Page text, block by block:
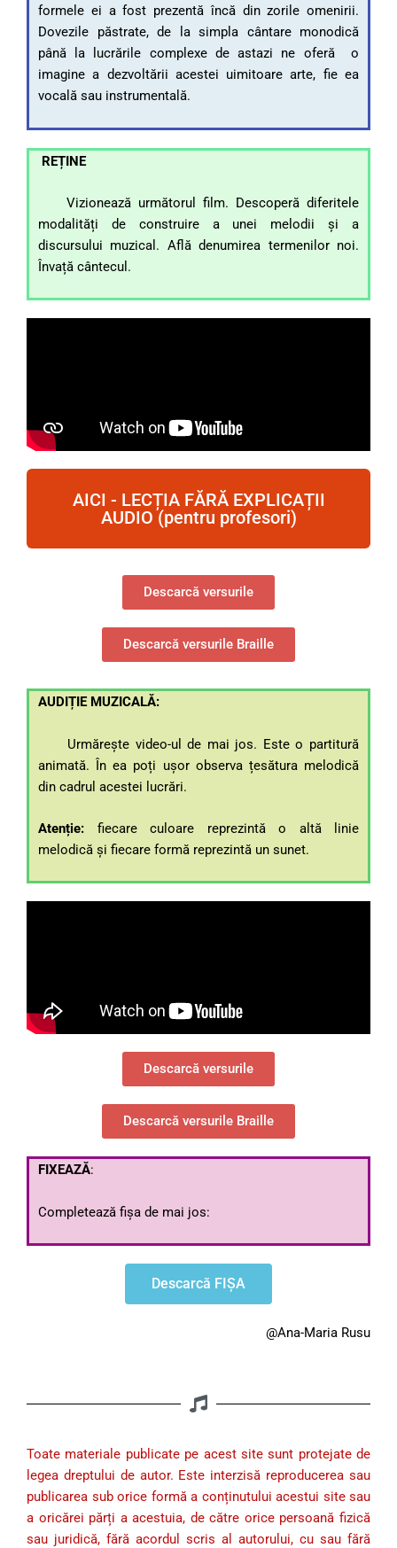
formele ei a fost prezentă încă din zorile omenirii.
Dovezile păstrate, de la simpla cântare monodică
până la lucrările complexe de astazi ne oferă o
imagine a dezvoltării acestei uimitoare arte, fie ea
vocală sau instrumentală.
REȚINE
Vizionează următorul film. Descoperă diferitele
modalități de construire a unei melodii și a
discursului muzical. Află denumirea termenilor noi.
Învață cântecul.
AICI - LECȚIA FĂRĂ EXPLICAȚII
AUDIO (pentru profesori)
Descarcă versurile
Descarcă versurile Braille
AUDIȚIE MUZICALĂ:
Urmărește video-ul de mai jos. Este o partitură
animată. În ea poți ușor observa țesătura melodică
din cadrul acestei lucrări.
Atenție: fiecare culoare reprezintă o altă linie
melodică și fiecare formă reprezintă un sunet.
Descarcă versurile
Descarcă versurile Braille
FIXEAZĂ:
Completează fișa de mai jos:
Descarcă FIȘA
@Ana-Maria Rusu
Toate materiale publicate pe acest site sunt protejate de
legea dreptului de autor. Este interzisă reproducerea sau
publicarea sub orice formă a conținutului acestui site sau
a oricărei părți a acestuia, de către orice persoană fizică
sau juridică, fără acordul scris al autorului, cu sau fără